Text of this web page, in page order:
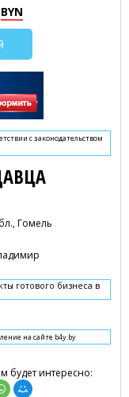
BYN
с законодательством
Гомель
готового бизнеса в
на сайте b4y.by
будет интересно: